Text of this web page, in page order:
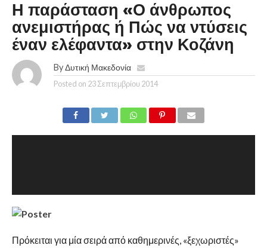
Η παράσταση «Ο άνθρωπος
ανεμιστήρας ή Πώς να ντύσεις
έναν ελέφαντα» στην Κοζάνη
By Δυτική Μακεδονία
Posted on 23 Σεπτεμβρίου 2014
Πρόκειται για μία σειρά από καθημερινές, «ξεχωριστές»